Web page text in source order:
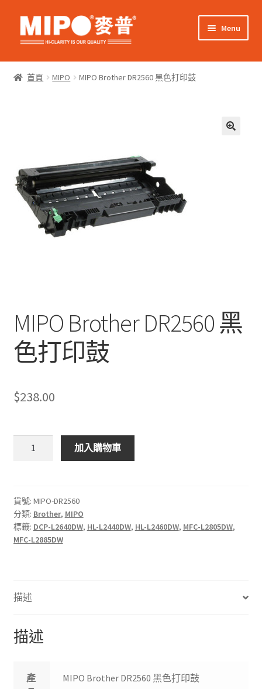
Skip
to
Skip
to
Menu
網上購物
Expand
child
我的帳戶
首頁 MIPO MIPO Brother DR2560 黑色打印鼓
MIPO Brother DR2560 黑
色打印鼓
$238.00
色
打
印
鼓
加入購物車
貨號: MIPO-DR2560
分類: Brother, MIPO
標籤: DCP-L2640DW, HL-L2440DW, HL-L2460DW, MFC-L2805DW,
MFC-L2885DW
描述
描述
產
MIPO Brother DR2560 黑色打印鼓